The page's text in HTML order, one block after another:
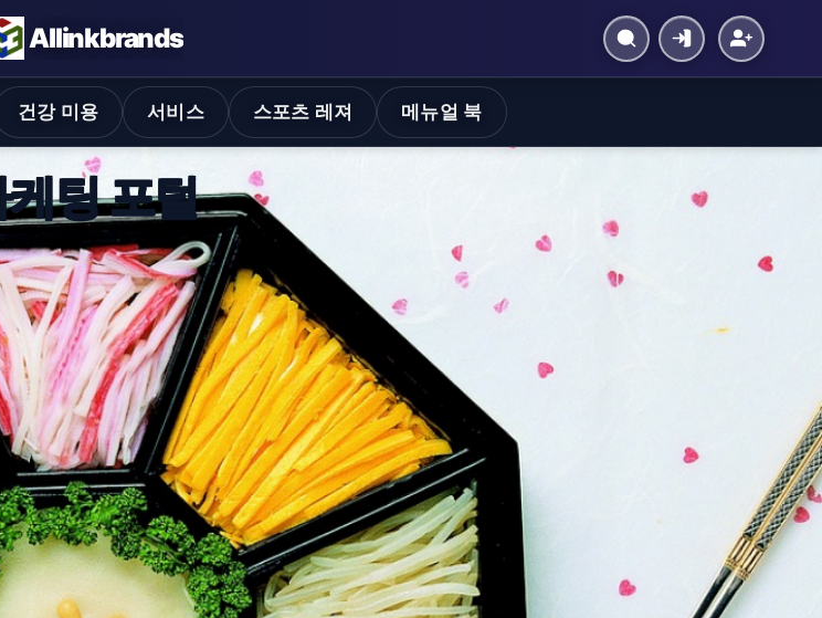
Allinkbrands
건강 미용 서비스 스포츠 레져 메뉴얼 북